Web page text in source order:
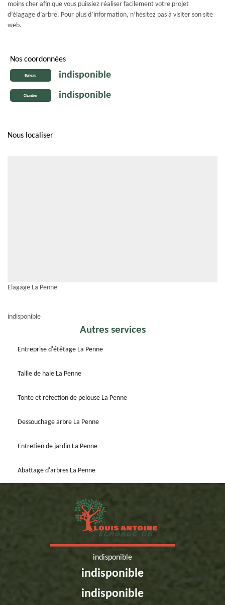
moins cher afin que vous puissiez réaliser facilement votre projet
d’élagage d’arbre. Pour plus d’information, n’hésitez pas à visiter son site
web.
Nos coordonnées
Bureau indisponible
Chantier indisponible
Nous localiser
Elagage La Penne
indisponible
Autres services
Entreprise d'étêtage La Penne
Taille de haie La Penne
Tonte et réfection de pelouse La Penne
Dessouchage arbre La Penne
Entretien de jardin La Penne
Abattage d'arbres La Penne
indisponible
indisponible
indisponible